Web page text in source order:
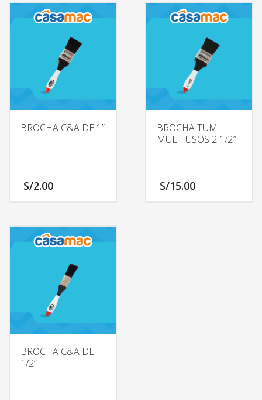
BROCHA C&A DE 1”
S/2.00
BROCHA TUMI
MULTIUSOS 2 1/2″
S/15.00
BROCHA C&A DE
1/2”